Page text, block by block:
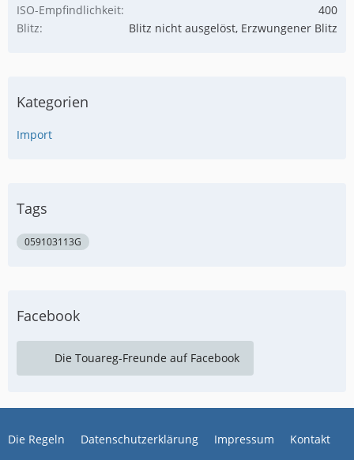
ISO-Empfindlichkeit
400
Blitz
Blitz nicht ausgelöst, Erzwungener Blitz
Kategorien
Import
Tags
059103113G
Facebook
Die Touareg-Freunde auf Facebook
Die Regeln Datenschutzerklärung Impressum Kontakt